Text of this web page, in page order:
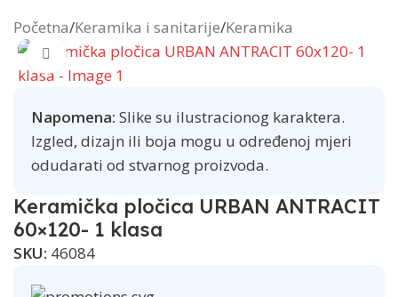
Početna/Keramika i sanitarije/Keramika
Click to enlarge
Napomena: Slike su ilustracionog karaktera.
Izgled, dizajn ili boja mogu u određenoj mjeri
odudarati od stvarnog proizvoda.
Keramička pločica URBAN ANTRACIT
60×120- 1 klasa
SKU: 46084